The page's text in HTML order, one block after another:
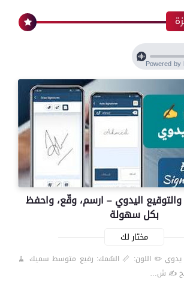
اليدوي – ارسم، وقّع، واحفظ
بكل سهولة
مختار لك
يدوي ✏️ اللون: 📏 السُمك: رفيع متوسط سميك 🧹
✍️ ش…